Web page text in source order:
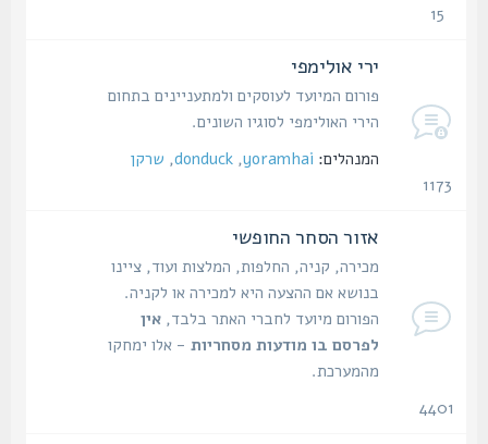
ירי אולימפי
פורום המיועד לעוסקים ולמתעניינים בתחום
הירי האולימפי לסוגיו השונים.
המנהלים: yoramhai
,
donduck
,שרקן
אזור הסחר החופשי
מכירה, קניה, החלפות, המלצות ועוד, ציינו
בנושא אם ההצעה היא למכירה או לקניה.
הפורום מיועד לחברי האתר בלבד,אין
לפרסם בו מודעות מסחריות- אלו ימחקו
מהמערכת.